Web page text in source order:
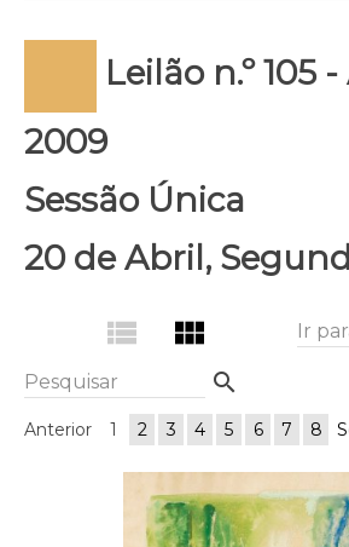
Leilão n.º 105
2009
Sessão Única
20 de Abril,
view_list view_module Ir
Pesquisar search
Anterior 1 2 3 4 5 6 7 8